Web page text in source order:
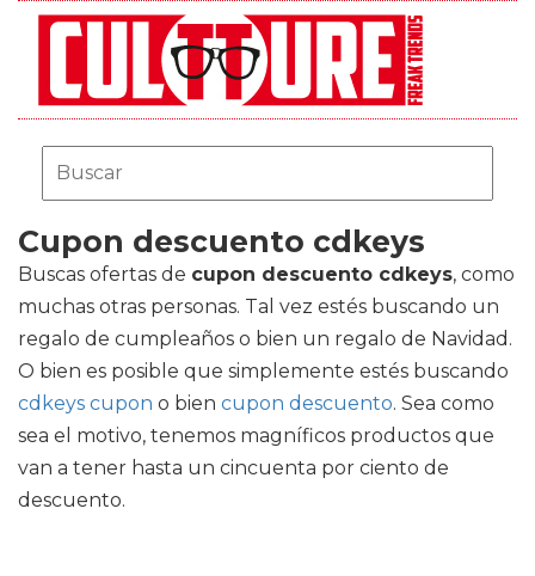
Cupon descuento cdkeys
Buscas ofertas de cupon descuento cdkeys, como
muchas otras personas. Tal vez estés buscando un
regalo de cumpleaños o bien un regalo de Navidad.
O bien es posible que simplemente estés buscando
cdkeys cupon o bien cupon descuento. Sea como
sea el motivo, tenemos magníficos productos que
van a tener hasta un cincuenta por ciento de
descuento.